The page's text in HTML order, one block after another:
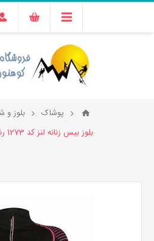
پوشاک
بلوز و
بلوز بیس زنانه لنز کد 1273 رنگ مشکی صورتی